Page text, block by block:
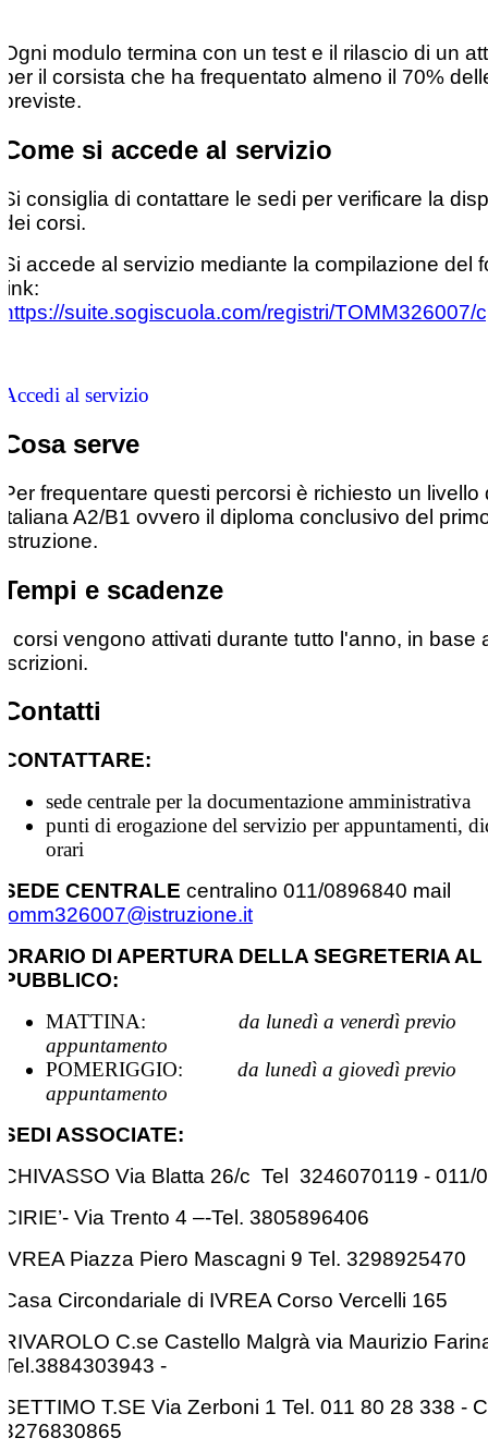
Ogni modulo termina con un test e il rilascio di un
per il corsista che ha frequentato almeno il 70%
previste.
Come si accede al servizio
Si consiglia di contattare le sedi per verificare la
dei corsi.
Si accede al servizio mediante la compilazione del
link:
https://suite.sogiscuola.com/registri/
Accedi al servizio
Cosa serve
Per frequentare questi percorsi è richiesto un livello
italiana A2/B1 ovvero il diploma conclusivo del
istruzione.
Tempi e scadenze
I corsi vengono attivati durante tutto l'anno, in base
iscrizioni.
Contatti
CONTATTARE:
sede centrale per la documentazione amministrativa
punti di erogazione del servizio per appuntamenti,
orari
SEDE CENTRALE centralino 011/0896840 mail
tomm326007@istruzione.it
ORARIO DI APERTURA DELLA SEGRETERIA AL
PUBBLICO:
MATTINA: da lunedì a venerdì previo
appuntamento
POMERIGGIO: da lunedì a giovedì previo
appuntamento
SEDI ASSOCIATE:
CHIVASSO Via Blatta 26/c Tel 3246070119 - 011/
CIRIE’- Via Trento 4 –-Tel. 3805896406
IVREA Piazza Piero Mascagni 9 Tel. 3298925470
Casa Circondariale di IVREA Corso Vercelli 165
RIVAROLO C.se Castello Malgrà via Maurizio
Tel.3884303943 -
SETTIMO T.SE Via Zerboni 1 Tel. 011 80 28 338 -
3276830865